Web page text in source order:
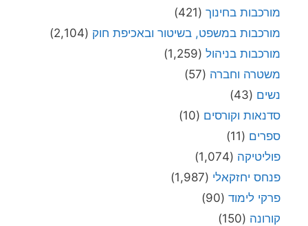
מורכבות בחינוך (421)
מורכבות במשפט, בשיטור ובאכיפת חוק (2,104)
מורכבות בניהול (1,259)
משטרה וחברה (57)
נשים (43)
סדנאות וקורסים (10)
ספרים (11)
פוליטיקה (1,074)
פנחס יחזקאלי (1,987)
פרקי לימוד (90)
קורונה (150)